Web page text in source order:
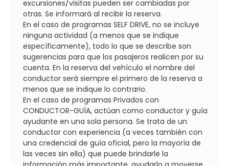
excursiones/visitas pueden ser cambiadas por
otras. Se informará al recibir la reserva.
En el caso de programas SELF DRIVE, no se incluye
ninguna actividad (a menos que se indique
específicamente), todo lo que se describe son
sugerencias para que los pasajeros realicen por su
cuenta. En la reserva del vehículo el nombre del
conductor será siempre el primero de la reserva a
menos que se indique lo contrario.
En el caso de programas Privados con
CONDUCTOR-GUÍA, actúan como conductor y guía
ayudante en una sola persona. Se trata de un
conductor con experiencia (a veces también con
una credencial de guía oficial, pero la mayoría de
las veces sin ella) que puede brindarle la